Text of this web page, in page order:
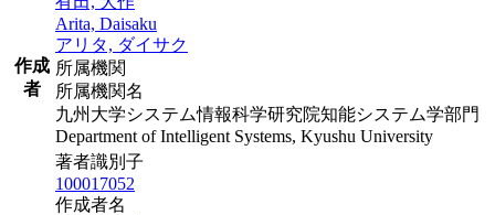
作成
者
Arita, Daisaku
アリタ, ダイサク
所属機関
所属機関名
九州大学システム情報科学研究院知能システム学部門
Department of Intelligent Systems, Kyushu University
著者識別子
100017052
作成者名